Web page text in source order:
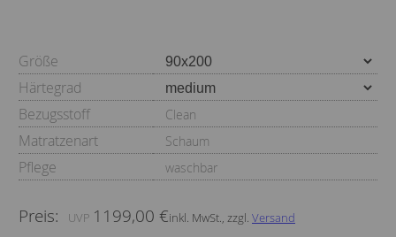
Größe
Härtegrad
Bezugsstoff
Clean
Matratzenart Schaum
Pflege waschbar
Preis: 1199,00 €inkl. MwSt., zzgl. Versand